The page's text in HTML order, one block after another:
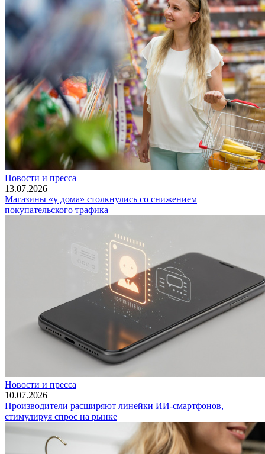
Новости и пресса
13.07.2026
Магазины «у дома» столкнулись со снижением
покупательского трафика
Новости и пресса
10.07.2026
Производители расширяют линейки ИИ-смартфонов,
стимулируя спрос на рынке